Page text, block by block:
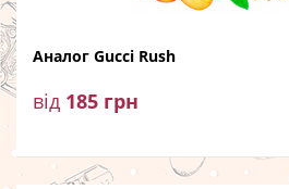
Аналог Gucci Rush
від 185 грн